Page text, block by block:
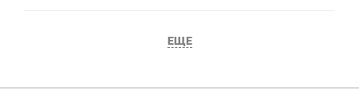
ЕЩЕ